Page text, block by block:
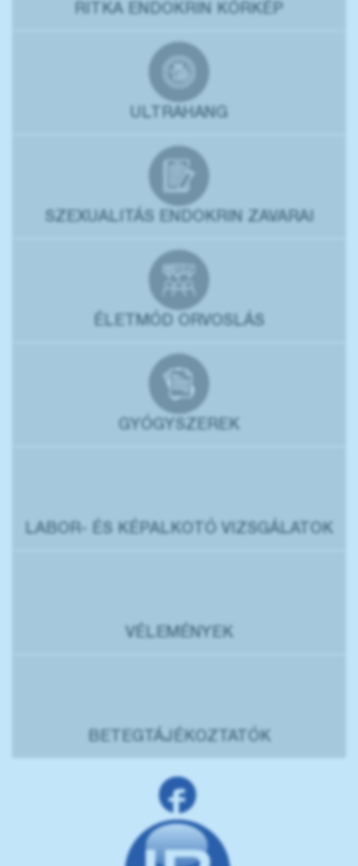
RITKA ENDOKRIN KÓRKÉP
ULTRAHANG
SZEXUALITÁS ENDOKRIN ZAVARAI
ÉLETMÓD ORVOSLÁS
GYÓGYSZEREK
LABOR- ÉS KÉPALKOTÓ VIZSGÁLATOK
VÉLEMÉNYEK
BETEGTÁJÉKOZTATÓK